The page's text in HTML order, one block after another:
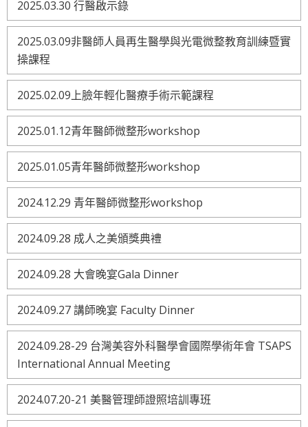
2025.03.30 行醫啟示錄
2025.03.09非醫師人員再生醫學與光電微整教育訓練暨實
操課程
2025.02.09上臉年輕化醫療手術示範課程
2025.01.12青年醫師微整形workshop
2025.01.05青年醫師微整形workshop
2024.12.29 青年醫師微整形workshop
2024.09.28 成人之美頒獎典禮
2024.09.28 大會晚宴Gala Dinner
2024.09.27 講師晚宴 Faculty Dinner
2024.09.28-29 台灣美容外科醫學會國際學術年會 TSAPS
International Annual Meeting
2024.07.20-21 美醫管理師證照培訓專班